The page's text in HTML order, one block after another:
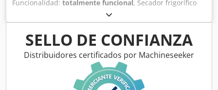
Funcionalidad: totalmente funcional, Secador frigorífico
Atlas Copco FD310, usado 6,48 m³/min 14 bares Año de
fabricación: 2021 Dodpozkvbpefx Amusck
SELLO DE CONFIANZA
Distribuidores certificados por Machineseeker